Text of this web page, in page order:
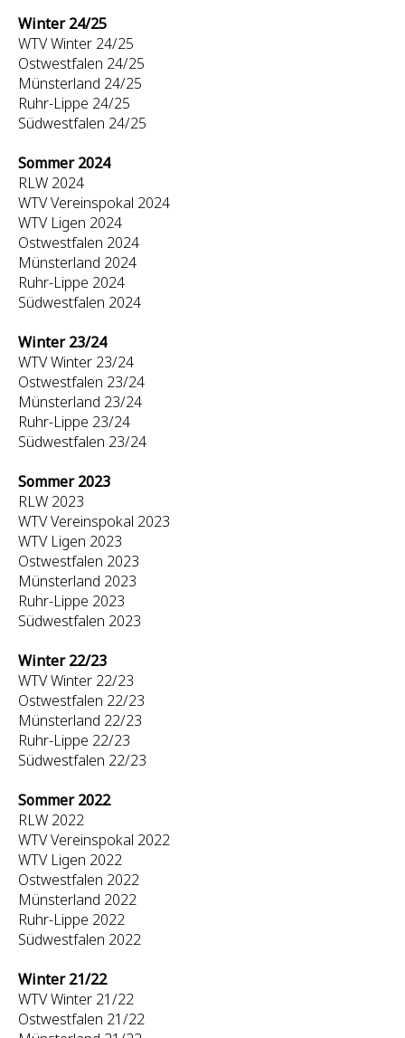
Winter 24/25
WTV Winter 24/25
Ostwestfalen 24/25
Münsterland 24/25
Ruhr-Lippe 24/25
Südwestfalen 24/25
Sommer 2024
RLW 2024
WTV Vereinspokal 2024
WTV Ligen 2024
Ostwestfalen 2024
Münsterland 2024
Ruhr-Lippe 2024
Südwestfalen 2024
Winter 23/24
WTV Winter 23/24
Ostwestfalen 23/24
Münsterland 23/24
Ruhr-Lippe 23/24
Südwestfalen 23/24
Sommer 2023
RLW 2023
WTV Vereinspokal 2023
WTV Ligen 2023
Ostwestfalen 2023
Münsterland 2023
Ruhr-Lippe 2023
Südwestfalen 2023
Winter 22/23
WTV Winter 22/23
Ostwestfalen 22/23
Münsterland 22/23
Ruhr-Lippe 22/23
Südwestfalen 22/23
Sommer 2022
RLW 2022
WTV Vereinspokal 2022
WTV Ligen 2022
Ostwestfalen 2022
Münsterland 2022
Ruhr-Lippe 2022
Südwestfalen 2022
Winter 21/22
WTV Winter 21/22
Ostwestfalen 21/22